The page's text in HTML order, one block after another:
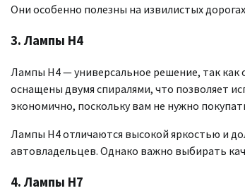
Они особенно полезны на извилистых
3. Лампы H4
Лампы H4 — универсальное решение, так как
оснащены двумя спиралями, что позволяет
экономично, поскольку вам не нужно
Лампы H4 отличаются высокой яркостью и
автовладельцев. Однако важно выбирать
4.Лампы H7